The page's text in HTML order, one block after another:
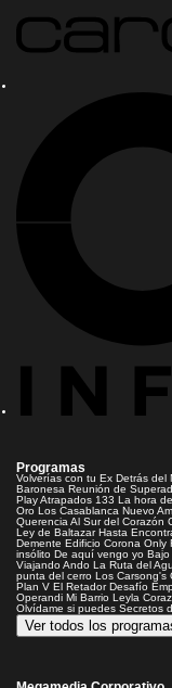
Programas
Volverías con tu Ex Detrás del
Baronesa Reunión de
PlayAtrapados 133 La hora
Oro Los Casablanca Nuevo
Querencia Al Sur del Corazón
Ley de Baltazar Hasta
Demente Edificio Corona Only
insólito De aquí vengo yo Bajo
Viajando Ando La Ruta del
punta del cerro Los Carsong's
Plan V El Retador Desafío
Operandi Mi Barrio Leyla
Olvídame si puedes Secretos
Ver todos los